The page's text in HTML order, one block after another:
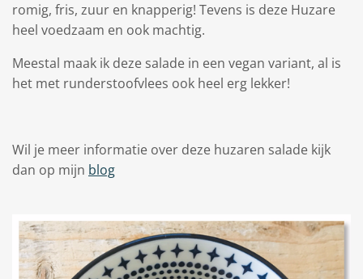
romig, fris, zuur en knapperig! Tevens is deze Huzare
heel voedzaam en ook machtig.
Meestal maak ik deze salade in een vegan variant, al is
het met runderstoofvlees ook heel erg lekker!
Wil je meer informatie over deze huzaren salade kijk
dan op mijn blog